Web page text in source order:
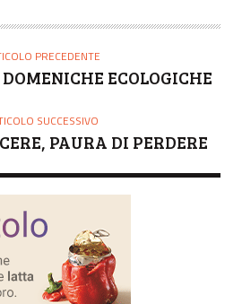
PRECEDENTE
ECOLOGICHE
SUCCESSIVO
PAURA DI PERDERE